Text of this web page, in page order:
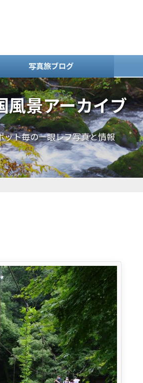
写真旅ブログ
風景アーカイブ
ット毎の一眼レフ写真と情報